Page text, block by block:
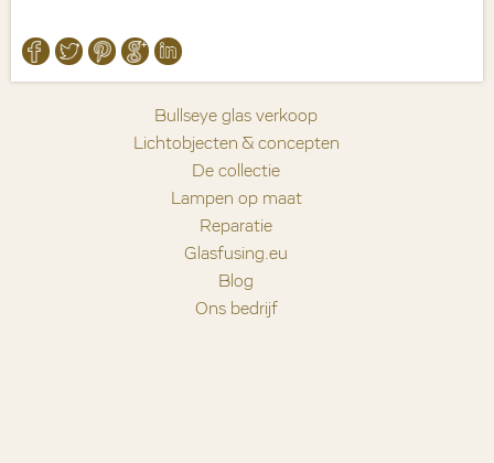
Bullseye glas verkoop
Lichtobjecten & concepten
De collectie
Lampen op maat
Reparatie
Glasfusing.eu
Blog
Ons bedrijf